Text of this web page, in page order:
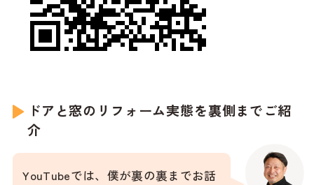
ドアと窓のリフォーム実態を裏側までご紹
介
YouTubeでは、僕が裏の裏までお話